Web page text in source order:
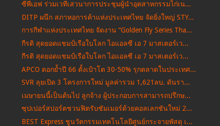
ซีพีเอฟ ร่วมเวทีเสวนาการประชุมผู้นำอุตสาหกรรมไก่เน...
DITP ผนึก สภาหอการค้าแห่งประเทศไทย จัดยิ่งใหญ่ STY...
การกีฬาแห่งประเทศไทย จัดงาน “Golden Fly Series Tha...
กีรติ สุดยอดแชมป์เรือใบโลก ไอแอลซี เอ 7 มาสเตอร์เว...
กีรติ สุดยอดแชมป์เรือใบโลก ไอแอลซี เอ 7 มาสเตอร์เว...
APCO ตอกย้ำปี 66 ตั้งเป้าโต 30-50% รุกตลาดในประเทศ...
SVR ลุยเปิด 3 โครงการใหม่ มูลค่ารวม 1,621ลบ. ดันรา...
เมษายนนี้เป็นต้นไป ลูกจ้าง ผู้ประกอบการสามารถปรึกษ...
ซุปเปอร์สปอร์ตชวนฟิตรับซัมเมอร์ด้วยคอลเลกชันใหม่ 2...
BEST Express ชูนวัตกรรมเทคโนโลยีศูนย์กระจายพัสดุ เ...